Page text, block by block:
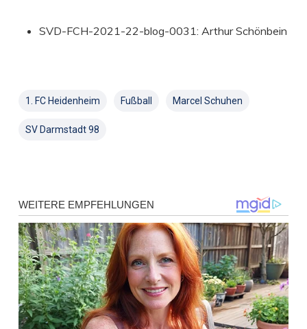
SVD-FCH-2021-22-blog-0031: Arthur Schönbein
1. FC Heidenheim Fußball Marcel Schuhen
SV Darmstadt 98